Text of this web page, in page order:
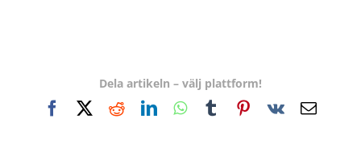
Dela artikeln – välj plattform!
FacebookRedditLinkedInWhatsApp
TumblrPinterest
Vk
E-